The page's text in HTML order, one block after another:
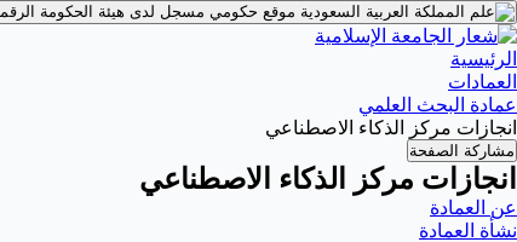
موقع حكومي مسجل لدى هيئة الحكومة
الرئيسية
العمادات
عمادة البحث العلمي
انجازات مركز الذكاء الاصطناعي
مشاركة الصفحة
انجازات مركز الذكاء الاصطناعي
عن العمادة
نشأة العمادة